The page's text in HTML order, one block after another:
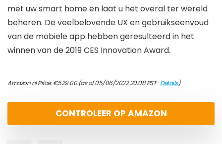
met uw smart home en laat u het overal ter wereld
beheren. De veelbelovende UX en gebruikseenvoud
van de mobiele app hebben geresulteerd in het
winnen van de 2019 CES Innovation Award.
Amazon.nl Price:€529.00(as of 05/06/2022 20:08 PST-Details)
CONTROLEER OP AMAZON